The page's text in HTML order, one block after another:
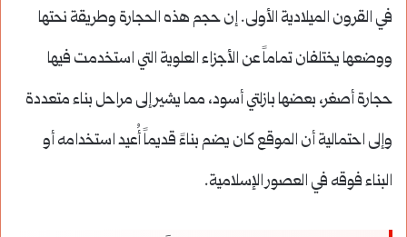
في القرون الميلادية الأولى. إن حجم هذه الحجارة وطريقة نحتها
ووضعها يختلفان تماماً عن الأجزاء العلوية التي استخدمت فيها
حجارة أصغر، بعضها بازلتي أسود، مما يشير إلى مراحل بناء متعددة
وإلى احتمالية أن الموقع كان يضم بناءً قديماً أُعيد استخدامه أو
البناء فوقه في العصور الإسلامية.